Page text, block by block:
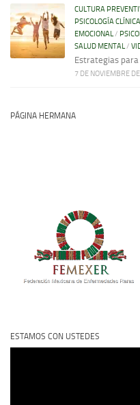
CULTURA
PSICOLOGÍA CLÍNICA
EMOCIONAL/
SALUD MENTAL/
Estrategias
7 DE NOVIEMBRE
PÁGINA HERMANA
ESTAMOS CON USTEDES